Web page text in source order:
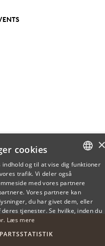
ENGLISH
cookies
og til at vise dig funktioner
trafik. Vi deler også
med vores partnere
Vores partnere kan
du har givet dem, eller
tjenester. Se hvilke, inden du
Læs mere